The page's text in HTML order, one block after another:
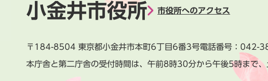
小金井市役所 市役所へのアクセス
〒184-8504 東京都小金井市本町6丁目6番3号電話番号： 042-
本庁舎と第二庁舎の受付時間は、 午前8時30分から午後5時まで、